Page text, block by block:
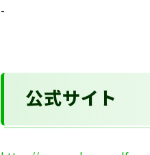
-
公式サイト